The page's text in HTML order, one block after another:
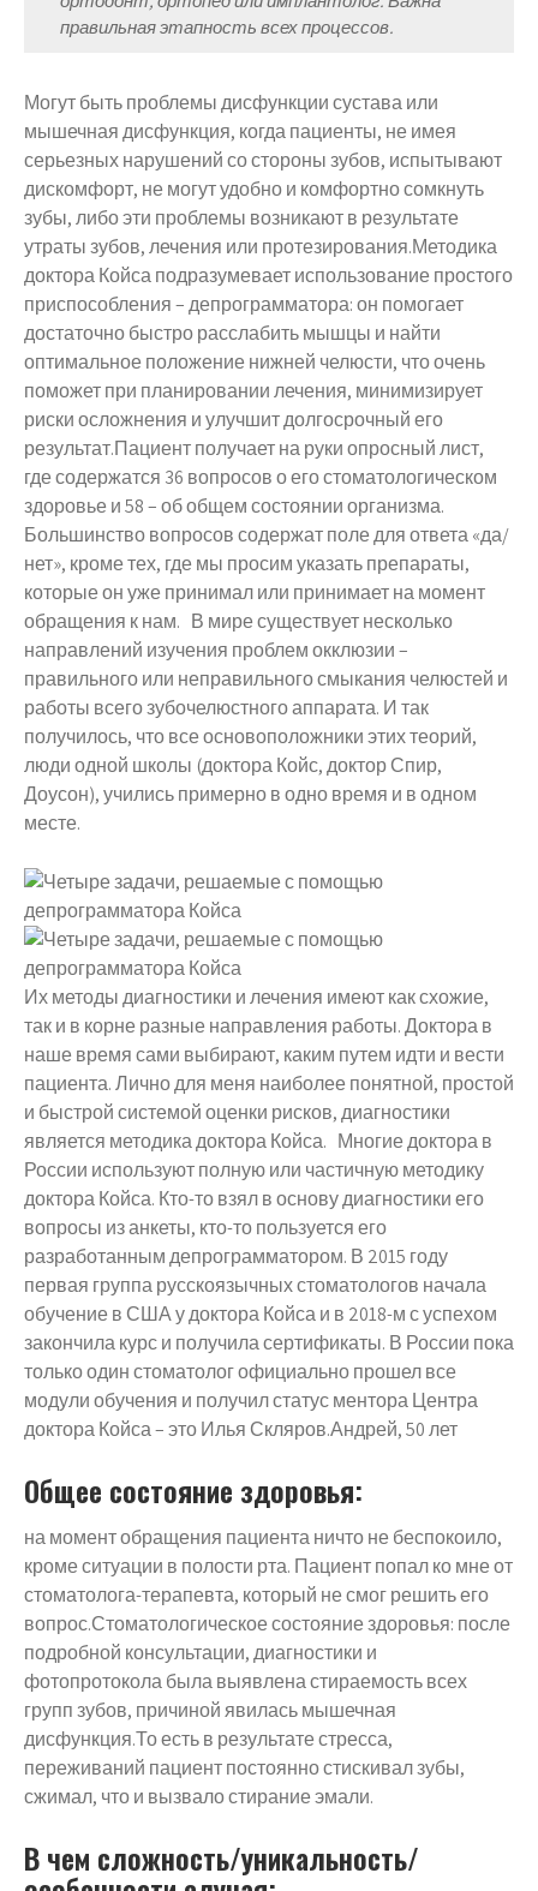
правильная этапность всех процессов.
Могут быть проблемы дисфункции сустава или
мышечная дисфункция, когда пациенты, не имея
серьезных нарушений со стороны зубов, испытывают
дискомфорт, не могут удобно и комфортно сомкнуть
зубы, либо эти проблемы возникают в результате
утраты зубов, лечения или протезирования.Методика
доктора Койса подразумевает использование простого
приспособления – депрограмматора: он помогает
достаточно быстро расслабить мышцы и найти
оптимальное положение нижней челюсти, что очень
поможет при планировании лечения, минимизирует
риски осложнения и улучшит долгосрочный его
результат.Пациент получает на руки опросный лист,
где содержатся 36 вопросов о его стоматологическом
здоровье и 58 – об общем состоянии организма.
Большинство вопросов содержат поле для ответа «да/
нет», кроме тех, где мы просим указать препараты,
которые он уже принимал или принимает на момент
обращения к нам. В мире существует несколько
направлений изучения проблем окклюзии –
правильного или неправильного смыкания челюстей и
работы всего зубочелюстного аппарата. И так
получилось, что все основоположники этих теорий,
люди одной школы (доктора Койс, доктор Спир,
Доусон), учились примерно в одно время и в одном
месте.
Их методы диагностики и лечения имеют как схожие,
так и в корне разные направления работы. Доктора в
наше время сами выбирают, каким путем идти и вести
пациента. Лично для меня наиболее понятной, простой
и быстрой системой оценки рисков, диагностики
является методика доктора Койса. Многие доктора в
России используют полную или частичную методику
доктора Койса. Кто-то взял в основу диагностики его
вопросы из анкеты, кто-то пользуется его
разработанным депрограмматором. В 2015 году
первая группа русскоязычных стоматологов начала
обучение в США у доктора Койса и в 2018-м с успехом
закончила курс и получила сертификаты. В России пока
только один стоматолог официально прошел все
модули обучения и получил статус ментора Центра
доктора Койса – это Илья Скляров.Андрей, 50 лет
Общее состояние здоровья:
на момент обращения пациента ничто не беспокоило,
кроме ситуации в полости рта. Пациент попал ко мне от
стоматолога-терапевта, который не смог решить его
вопрос.Стоматологическое состояние здоровья: после
подробной консультации, диагностики и
фотопротокола была выявлена стираемость всех
групп зубов, причиной явилась мышечная
дисфункция.То есть в результате стресса,
переживаний пациент постоянно стискивал зубы,
сжимал, что и вызвало стирание эмали.
В чем сложность/уникальность/